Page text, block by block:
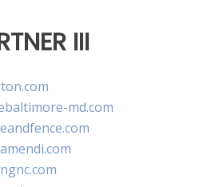
III
md.com